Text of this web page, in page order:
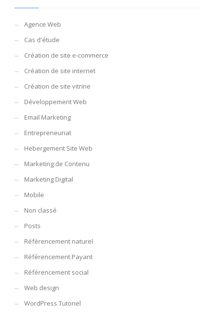
Agence Web
Cas d'étude
Création de site e-commerce
Création de site internet
Création de site vitrine
Développement Web
Email Marketing
Entrepreneuriat
Hebergement Site Web
Marketing de Contenu
Marketing Digital
Mobile
Non classé
Posts
Référencement naturel
Référencement Payant
Référencement social
Web design
WordPress Tutoriel